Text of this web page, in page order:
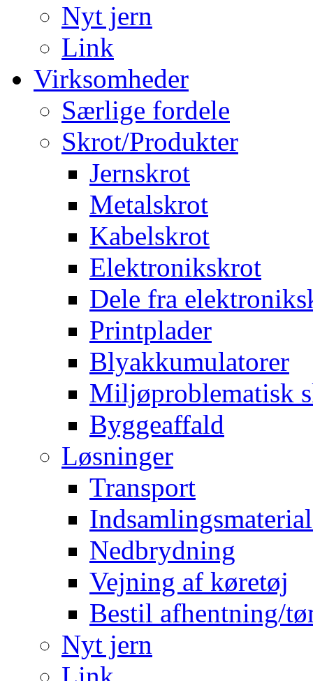
Nyt jern
Link
Virksomheder
Særlige fordele
Skrot/Produkter
Jernskrot
Metalskrot
Kabelskrot
Elektronikskrot
Dele fra
Printplader
Blyakkumulatorer
Miljøproblematisk
Byggeaffald
Løsninger
Transport
Nedbrydning
Vejning af køretøj
Bestil afhentning/
Nyt jern